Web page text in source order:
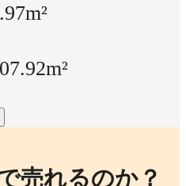
売れるのか？